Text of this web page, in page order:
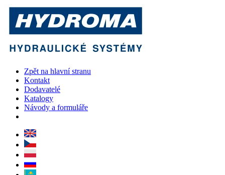
Zpět na hlavní stranu
Kontakt
Dodavatelé
Katalogy
Návody a formuláře